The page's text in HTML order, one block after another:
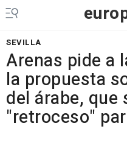
SEVILLA
Arenas pide a
la propuesta
del árabe, que
"retroceso"